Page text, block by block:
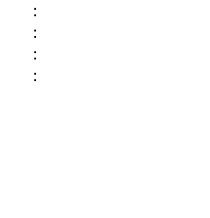
：
：
：
：